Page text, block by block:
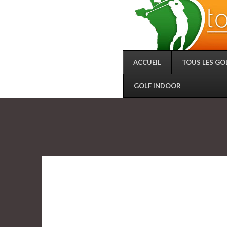
ACCUEIL TOUS LES
GOLF INDOOR